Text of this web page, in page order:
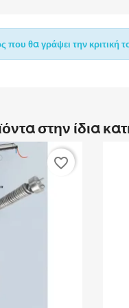
που θα γράψει την κριτική
στην ίδια
favorite_border